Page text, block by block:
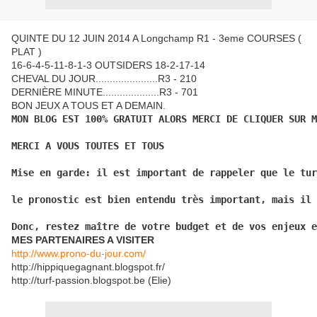
QUINTE DU 12 JUIN 2014 A Longchamp R1 - 3eme COURSES (
PLAT )
16-6-4-5-11-8-1-3 OUTSIDERS 18-2-17-14
CHEVAL DU JOUR......................R3 - 210
DERNIÈRE MINUTE....................R3 - 701
BON JEUX A TOUS ET A DEMAIN.
MON BLOG EST 100% GRATUIT ALORS MERCI DE CLIQUER
MERCI A VOUS TOUTES ET TOUS
Mise en garde: il est important de rappeler que le
le pronostic est bien entendu très important, mais il
Donc, restez maître de votre budget et de vos enjeux
MES PARTENAIRES A VISITER
http://www.prono-du-jour.com/
http://hippiquegagnant.blogspot.fr/
http://turf-passion.blogspot.be (Elie)